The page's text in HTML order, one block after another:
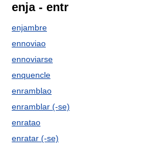
enja - entr
enjambre
ennoviao
ennoviarse
enquencle
enramblao
enramblar (-se)
enratao
enratar (-se)